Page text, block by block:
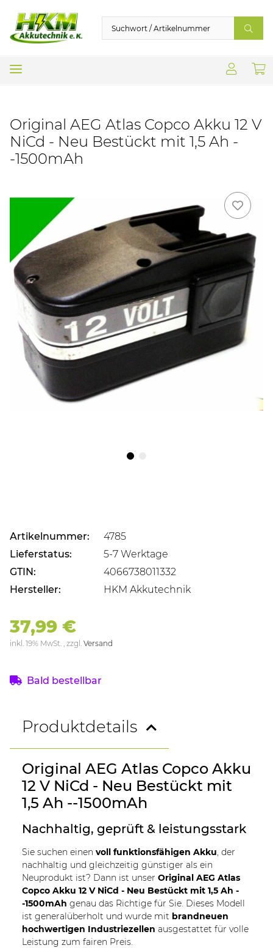
Original AEG Atlas Copco Akku 12 V
NiCd - Neu Bestückt mit 1,5 Ah -
-1500mAh
Artikelnummer:
4785
Lieferstatus:
5-7 Werktage
GTIN:
4066738011332
Hersteller:
HKM Akkutechnik
37,99 €
inkl. 19% MwSt. , zzgl. Versand
Bald bestellbar
Produktdetails
Original AEG Atlas Copco Akku
12 V NiCd - Neu Bestückt mit
1,5 Ah --1500mAh
Nachhaltig, geprüft & leistungsstark
Sie suchen einen voll funktionsfähigen Akku , der
nachhaltig und gleichzeitig günstiger als ein
Neuprodukt ist? Dann ist unser Original AEG Atlas
Copco Akku 12 V NiCd - Neu Bestückt mit 1,5 Ah -
-1500mAh genau das Richtige für Sie. Dieses Modell
ist generalüberholt und wurde mit brandneuen
hochwertigen Industriezellen ausgestattet für volle
Leistung zum fairen Preis.